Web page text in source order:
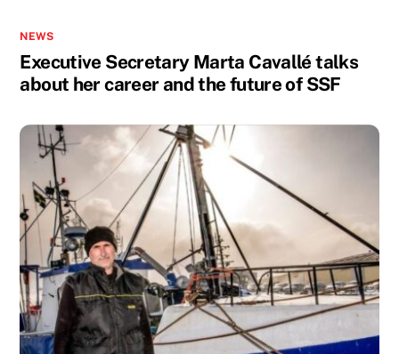
NEWS
Executive Secretary Marta Cavallé talks
about her career and the future of SSF